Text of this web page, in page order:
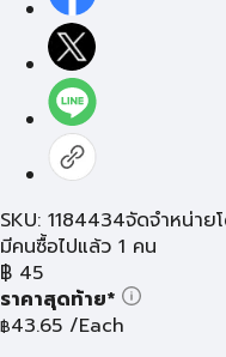
SKU: 1184434จัดจำหน่าย
มีคนซื้อไปแล้ว 1 คน
฿ 45
ราคาสุดท้าย*
฿43.65 /Each